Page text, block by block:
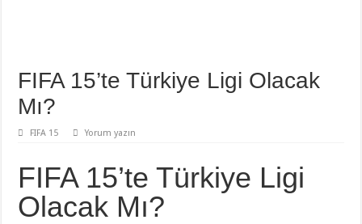
FIFA 15’te Türkiye Ligi Olacak
Mı?
FIFA 15 Yorum yazın
FIFA 15’te Türkiye Ligi
Olacak Mı?